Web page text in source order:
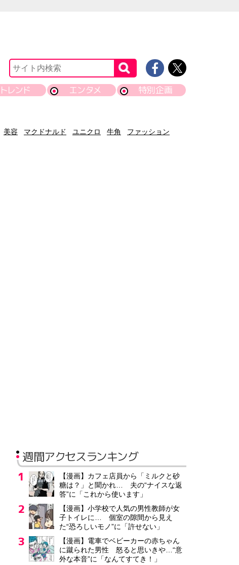
トレンド エンタメ 特別企画
美容 マクドナルド ユニクロ 牛角
ファッション
週間アクセスランキング
【漫画】カフェ店員から「ミルクと砂
糖は？」と聞かれ… 夫の“ナイスな返
答”に「これから使います」
【漫画】小学校で人気の男性教師が女
子トイレに… 個室の隙間から見え
た“恐ろしいモノ”に「許せない」
【漫画】電車でベビーカーの赤ちゃん
に蹴られた男性 怒ると思いきや…“意
外な本音”に「なんてすてき！」